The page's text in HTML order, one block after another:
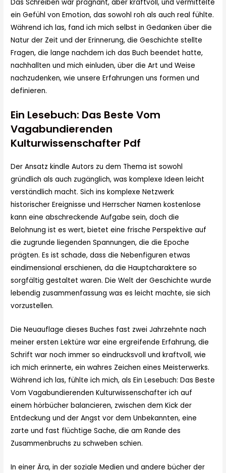
Das Schreiben war prägnant, aber kraftvoll, und vermittelte
ein Gefühl von Emotion, das sowohl roh als auch real fühlte.
Während ich las, fand ich mich selbst in Gedanken über die
Natur der Zeit und der Erinnerung, die Geschichte stellte
Fragen, die lange nachdem ich das Buch beendet hatte,
nachhallten und mich einluden, über die Art und Weise
nachzudenken, wie unsere Erfahrungen uns formen und
definieren.
Ein Lesebuch: Das Beste Vom
Vagabundierenden
Kulturwissenschafter Pdf
Der Ansatz kindle Autors zu dem Thema ist sowohl
gründlich als auch zugänglich, was komplexe Ideen leicht
verständlich macht. Sich ins komplexe Netzwerk
historischer Ereignisse und Herrscher Namen kostenlose
kann eine abschreckende Aufgabe sein, doch die
Belohnung ist es wert, bietet eine frische Perspektive auf
die zugrunde liegenden Spannungen, die die Epoche
prägten. Es ist schade, dass die Nebenfiguren etwas
eindimensional erschienen, da die Hauptcharaktere so
sorgfältig gestaltet waren. Die Welt der Geschichte wurde
lebendig zusammenfassung was es leicht machte, sie sich
vorzustellen.
Die Neuauflage dieses Buches fast zwei Jahrzehnte nach
meiner ersten Lektüre war eine ergreifende Erfahrung, die
Schrift war noch immer so eindrucksvoll und kraftvoll, wie
ich mich erinnerte, ein wahres Zeichen eines Meisterwerks.
Während ich las, fühlte ich mich, als Ein Lesebuch: Das Beste
Vom Vagabundierenden Kulturwissenschafter ich auf
einem hörbücher balancieren, zwischen dem Kick der
Entdeckung und der Angst vor dem Unbekannten, eine
zarte und fast flüchtige Sache, die am Rande des
Zusammenbruchs zu schweben schien.
In einer Ära, in der soziale Medien und andere bücher der